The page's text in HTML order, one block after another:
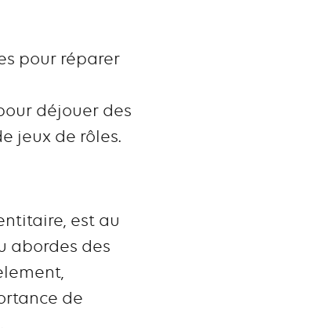
pour réparer
déjouer des
jeux de rôles.
est au
abordes des
de